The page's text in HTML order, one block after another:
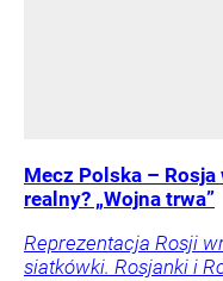
Mecz Polska –
realny? „Wojna trwa”
Reprezentacja Rosji
siatkówki. Rosjanki i